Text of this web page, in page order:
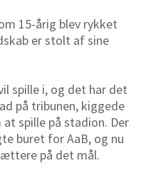
15-årig blev rykket
er stolt af sine
spille i, og det har det
på tribunen, kiggede
spille på stadion. Der
buret for AaB, og nu
på det mål.